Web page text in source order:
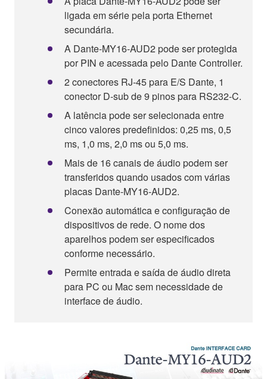
ligada em série pela porta Ethernet
secundária.
A Dante-MY16-AUD2 pode ser protegida
por PIN e acessada pelo Dante Controller.
2 conectores RJ-45 para E/S Dante, 1
conector D-sub de 9 pinos para RS232-C.
A latência pode ser selecionada entre
cinco valores predefinidos: 0,25 ms, 0,5
ms, 1,0 ms, 2,0 ms ou 5,0 ms.
Mais de 16 canais de áudio podem ser
transferidos quando usados com várias
placas Dante-MY16-AUD2.
Conexão automática e configuração de
dispositivos de rede. O nome dos
aparelhos podem ser especificados
conforme necessário.
Permite entrada e saída de áudio direta
para PC ou Mac sem necessidade de
interface de áudio.